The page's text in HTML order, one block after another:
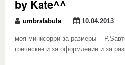
by Kate^^
umbrafabula 10.04.2013
моя минисорри за размеры
греческие и за оформление и за